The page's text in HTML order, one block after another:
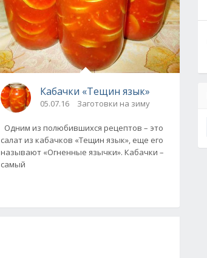
Кабачки «Тещин язык»
05.07.16 Заготовки на зиму
Одним из полюбившихся рецептов – это
салат из кабачков «Тещин язык», еще его
называют «Огненные язычки». Кабачки –
самый